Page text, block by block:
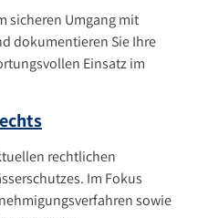
sicheren Umgang mit
dokumentieren Sie Ihre
Einsatz im
rechtlichen
Im Fokus
sowie